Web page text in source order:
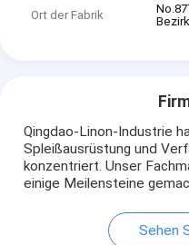
Ort der Fabrik
Qingdao-Linon-Industrie
Spleißausrüstung und
konzentriert. Unser
einige Meilensteine
Sehen